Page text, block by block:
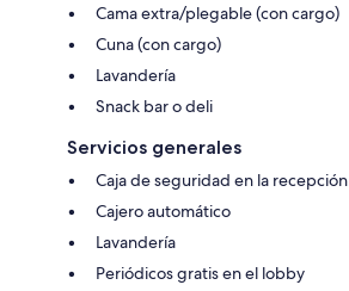
Cama extra/plegable (con cargo)
Cuna (con cargo)
Lavandería
Snack bar o deli
Servicios generales
Caja de seguridad en la recepción
Cajero automático
Lavandería
Periódicos gratis en el lobby